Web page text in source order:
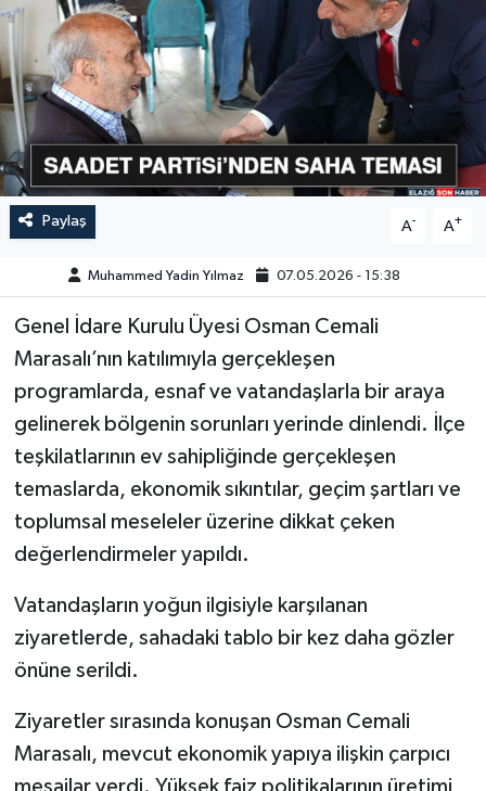
Paylaş A- A+
Muhammed Yadin Yılmaz 07.05.2026 - 15:38
Genel İdare Kurulu Üyesi Osman Cemali
Marasalı’nın katılımıyla gerçekleşen
programlarda, esnaf ve vatandaşlarla bir araya
gelinerek bölgenin sorunları yerinde dinlendi. İlçe
teşkilatlarının ev sahipliğinde gerçekleşen
temaslarda, ekonomik sıkıntılar, geçim şartları ve
toplumsal meseleler üzerine dikkat çeken
değerlendirmeler yapıldı.
Vatandaşların yoğun ilgisiyle karşılanan
ziyaretlerde, sahadaki tablo bir kez daha gözler
önüne serildi.
Ziyaretler sırasında konuşan Osman Cemali
Marasalı, mevcut ekonomik yapıya ilişkin çarpıcı
GÜNDEM
HABERDE İNSAN
KÜLTÜR-SANAT
MAGAZİN
ÖZEL HABER
POLİTİKA
SAĞLIK
SİYASET
SPOR
YAŞAM